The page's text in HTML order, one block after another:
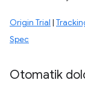
Origin Trial |
Spec
Otomatik